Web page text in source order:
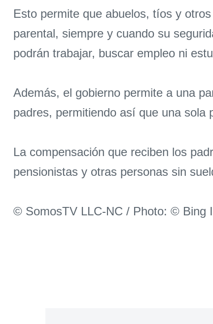
Esto permite que abuelos, tíos y
parental, siempre y cuando su
podrán trabajar, buscar empleo ni
Además, el gobierno permite a una
padres, permitiendo así que una sola
La compensación que reciben los
pensionistas y otras personas sin
© SomosTV LLC-NC / Photo: © Bing